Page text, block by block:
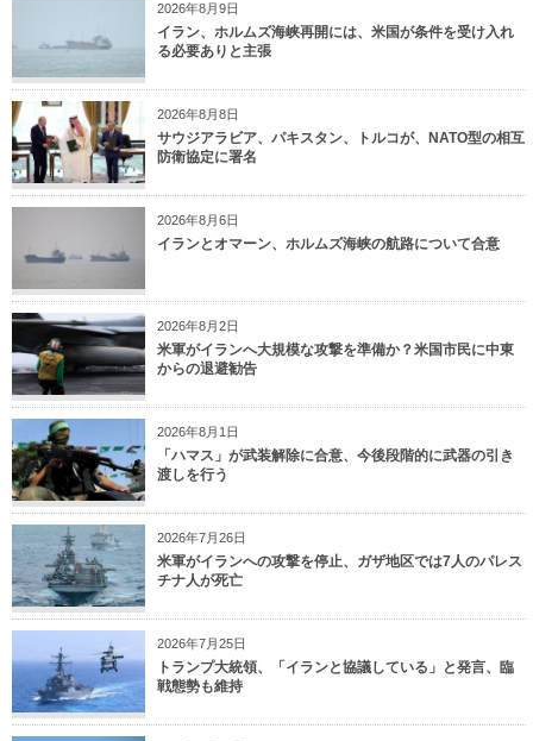
2026年8月9日
イラン、ホルムズ海峡再開には、米国が条件を受け入れ
る必要ありと主張
2026年8月8日
サウジアラビア、パキスタン、トルコが、NATO型の相互
防衛協定に署名
2026年8月6日
イランとオマーン、ホルムズ海峡の航路について合意
2026年8月2日
米軍がイランへ大規模な攻撃を準備か？米国市民に中東
からの退避勧告
2026年8月1日
「ハマス」が武装解除に合意、今後段階的に武器の引き
渡しを行う
2026年7月26日
米軍がイランへの攻撃を停止、ガザ地区では7人のパレス
チナ人が死亡
2026年7月25日
トランプ大統領、「イランと協議している」と発言、臨
戦態勢も維持